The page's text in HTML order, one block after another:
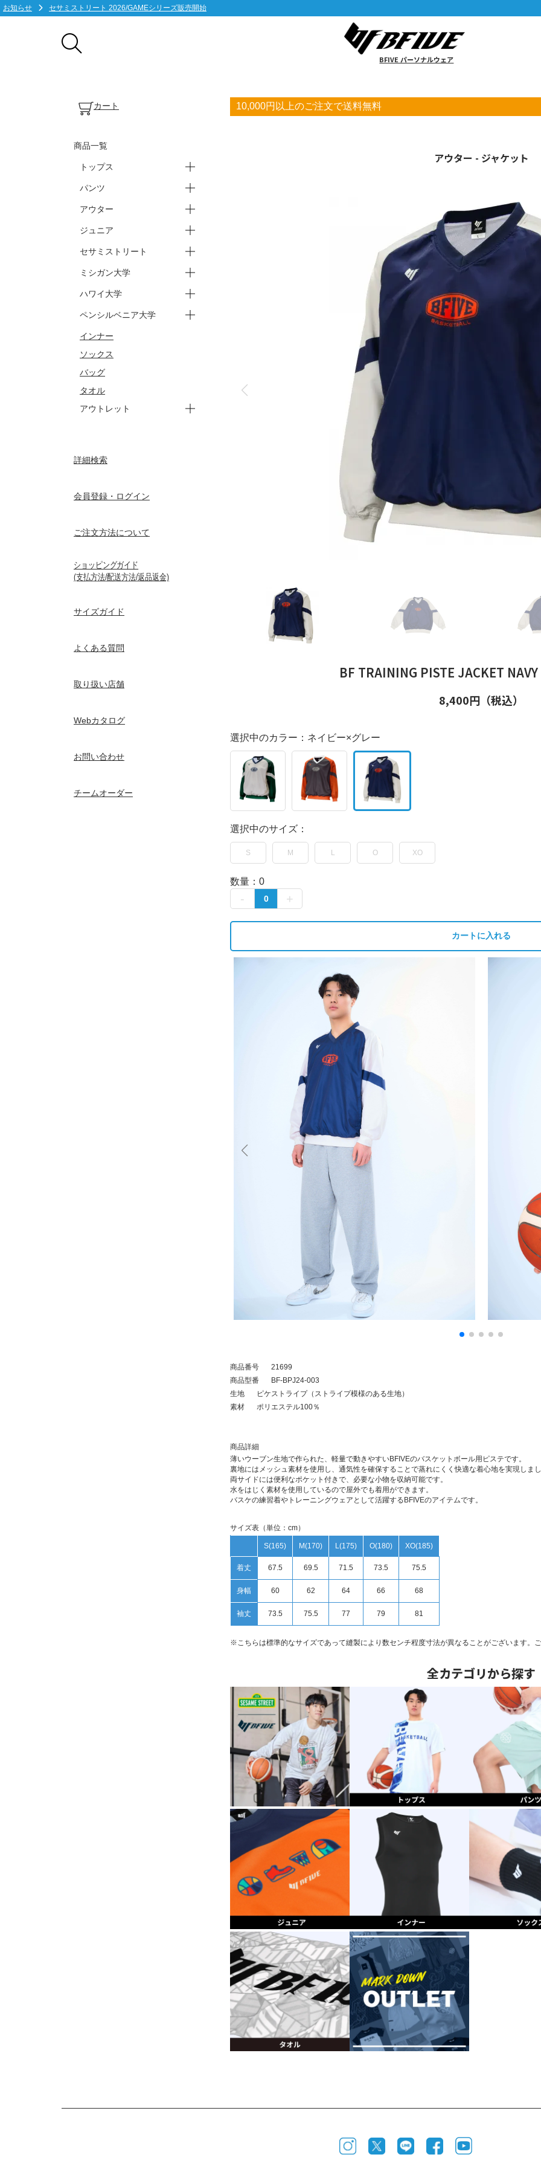
お知らせ セサミストリート 2026/GAMEシリーズ販売開始
BFIVE パーソナルウェア
カート
商品一覧
トップス
ーTシャツ・ポロシャツ
ータンクトップ・ノースリ
ースウェット・パーカー
パンツ
アウター
ジュニア
セサミストリート
ージュニア トップス
ージュニア パンツ
ースウェット
ーバッグ
ータオル
ミシガン大学
ハワイ大学
ペンシルベニア大学
インナー
ソックス
バッグ
タオル
アウトレット
ス
ーセサミストリート パンツ
ーセサミストリート ジュニ
ーセサミストリート ジュニ
詳細検索
会員登録・ログイン
ご注文方法について
ショッピングガイド
(支払方法/配送方法/返品返金)
サイズガイド
よくある質問
取り扱い店舗
Webカタログ
お問い合わせ
チームオーダー
10,000円以上のご注文で送料無料
アウター - ジャケット
BF TRAINING PISTE JACKET
8,400円（税込）
選択中のカラー： ネイビー×グレー
選択中のサイズ：
S M L O XO
数量：0
カートに入れる
商品番号
21699
商品型番
BF-BPJ24-003
生地
ピケストライプ（ストライプ模様のある生地）
素材
ポリエステル100％
商品詳細
薄いウーブン生地で作られた、軽量で動きやすいBFIVEのバスケットボール用ピステです。
裏地にはメッシュ素材を使用し、通気性を確保することで蒸れにくく快適な着心地を実現しま
両サイドには便利なポケット付きで、必要な小物を収納可能です。
水をはじく素材を使用しているので屋外でも着用ができます。
バスケの練習着やトレーニングウェアとして活躍するBFIVEのアイテムです。
サイズ表（単位：cm）
S(165) M(170) L(175) O(180) XO(185)
着丈 67.5 69.5 71.5 73.5 75.5
身幅 60 62 64 66 68
袖丈 73.5 75.5 77 79 81
※こちらは標準的なサイズであって縫製により数センチ程度寸法が異なることがございます。
全カテゴリから探す